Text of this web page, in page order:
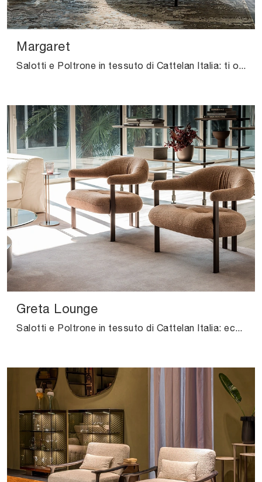
Margaret
Salotti e Poltrone in tessuto di Cattelan Italia: ti offriamo il modello Margaret in tessuto per completare i tuoi spazi.
Greta Lounge
Salotti e Poltrone in tessuto di Cattelan Italia: ecco a te il modello Greta Lounge in tessuto per arricchire i tuoi spazi.